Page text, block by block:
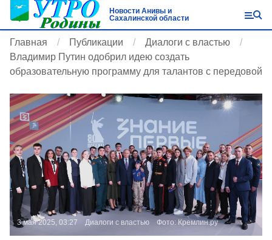
Новости Анивы и
Сахалинской области
Главная Публикации
Диалоги с властью
Владимир Путин одобрил идею создать
образовательную программу для талантов с передовой
3 мая 2025, 03:27 Диалоги с властью Фото: Кремлин.ру